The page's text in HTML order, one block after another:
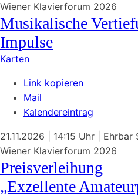
Wiener Klavierforum 2026
Musikalische
Impulse
Karten
Link kopieren
Mail
Kalendereintrag
21.11.2026 | 14:15 Uhr
Ehrbar
Wiener Klavierforum 2026
Preisverleihung
„Exzellente